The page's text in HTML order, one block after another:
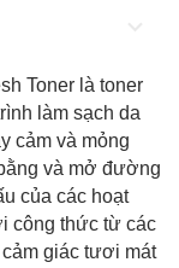
Toner là toner
làm sạch da
cảm và mỏng
và mở đường
của các hoạt
công thức từ các
giác tươi mát